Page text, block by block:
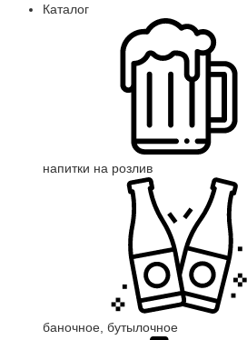
Каталог
напитки на розлив
баночное, бутылочное